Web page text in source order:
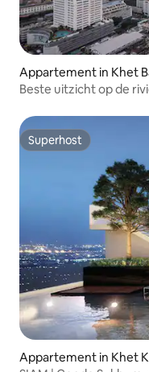
Appartement in Khet
Beste uitzicht op de
Superhost
Superhost
Appartement in Khet